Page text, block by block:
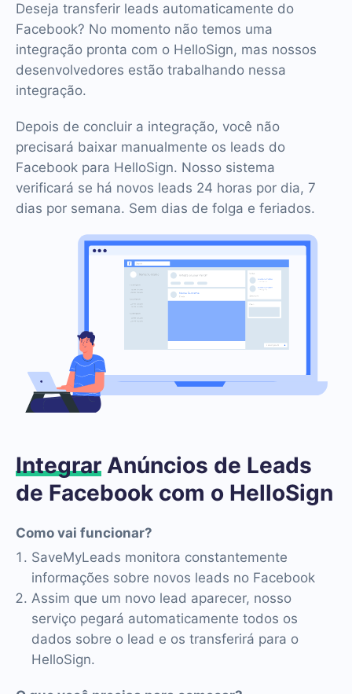
Deseja transferir leads automaticamente do
Facebook? No momento não temos uma
integração pronta com o HelloSign, mas nossos
desenvolvedores estão trabalhando nessa
integração.
Depois de concluir a integração, você não
precisará baixar manualmente os leads do
Facebook para HelloSign. Nosso sistema
verificará se há novos leads 24 horas por dia, 7
dias por semana. Sem dias de folga e feriados.
Integrar Anúncios de Leads
de Facebook com o HelloSign
Como vai funcionar?
SaveMyLeads monitora constantemente
informações sobre novos leads no Facebook
Assim que um novo lead aparecer, nosso
serviço pegará automaticamente todos os
dados sobre o lead e os transferirá para o
HelloSign.